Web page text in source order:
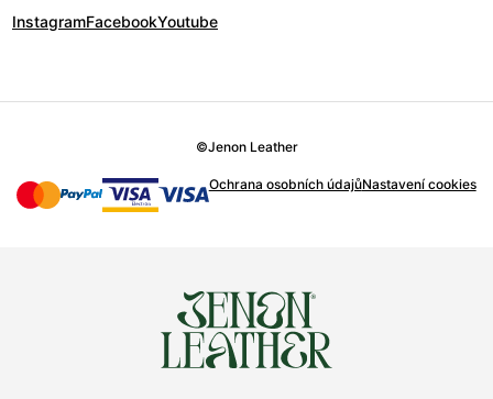
InstagramFacebookYoutube
©Jenon Leather
Ochrana osobních údajůNastavení cookies